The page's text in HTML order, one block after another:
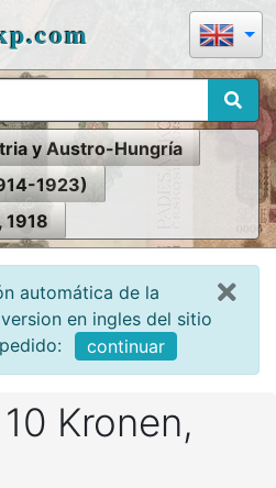
y Austro-Hungría
1923)
1918
automática de la
en ingles del sitio
continuar
Kronen,